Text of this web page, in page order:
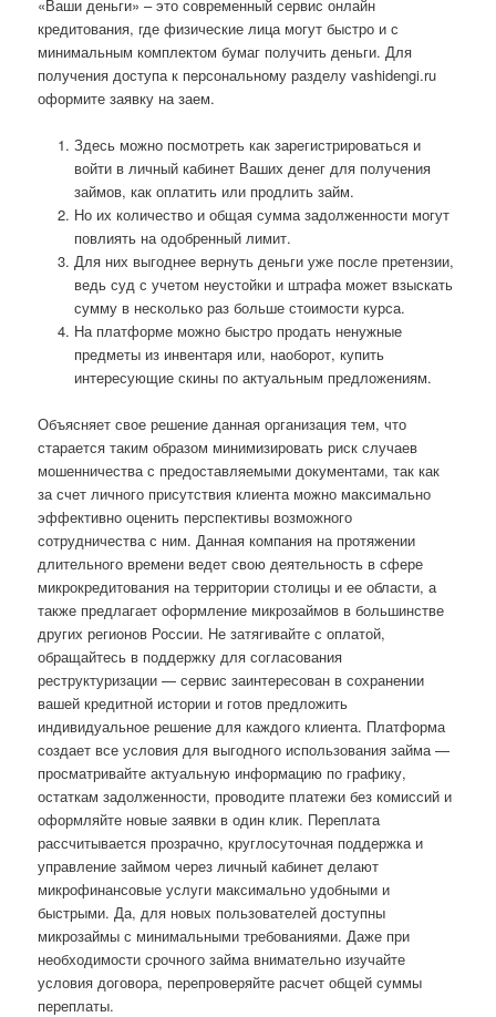
«Ваши деньги» – это современный сервис онлайн
кредитования, где физические лица могут быстро и с
минимальным комплектом бумаг получить деньги. Для
получения доступа к персональному разделу vashidengi.ru
оформите заявку на заем.
Здесь можно посмотреть как зарегистрироваться и
войти в личный кабинет Ваших денег для получения
займов, как оплатить или продлить займ.
Но их количество и общая сумма задолженности могут
повлиять на одобренный лимит.
Для них выгоднее вернуть деньги уже после претензии,
ведь суд с учетом неустойки и штрафа может взыскать
сумму в несколько раз больше стоимости курса.
На платформе можно быстро продать ненужные
предметы из инвентаря или, наоборот, купить
интересующие скины по актуальным предложениям.
Объясняет свое решение данная организация тем, что
старается таким образом минимизировать риск случаев
мошенничества с предоставляемыми документами, так как
за счет личного присутствия клиента можно максимально
эффективно оценить перспективы возможного
сотрудничества с ним. Данная компания на протяжении
длительного времени ведет свою деятельность в сфере
микрокредитования на территории столицы и ее области, а
также предлагает оформление микрозаймов в большинстве
других регионов России. Не затягивайте с оплатой,
обращайтесь в поддержку для согласования
реструктуризации — сервис заинтересован в сохранении
вашей кредитной истории и готов предложить
индивидуальное решение для каждого клиента. Платформа
создает все условия для выгодного использования займа —
просматривайте актуальную информацию по графику,
остаткам задолженности, проводите платежи без комиссий и
оформляйте новые заявки в один клик. Переплата
рассчитывается прозрачно, круглосуточная поддержка и
управление займом через личный кабинет делают
микрофинансовые услуги максимально удобными и
быстрыми. Да, для новых пользователей доступны
микрозаймы с минимальными требованиями. Даже при
необходимости срочного займа внимательно изучайте
условия договора, перепроверяйте расчет общей суммы
переплаты.